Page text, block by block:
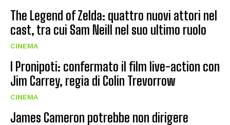
The Legend of Zelda: quattro nuovi attori nel
cast, tra cui Sam Neill nel suo ultimo ruolo
CINEMA
I Pronipoti: confermato il film live-action con
Jim Carrey, regia di Colin Trevorrow
CINEMA
James Cameron potrebbe non dirigere